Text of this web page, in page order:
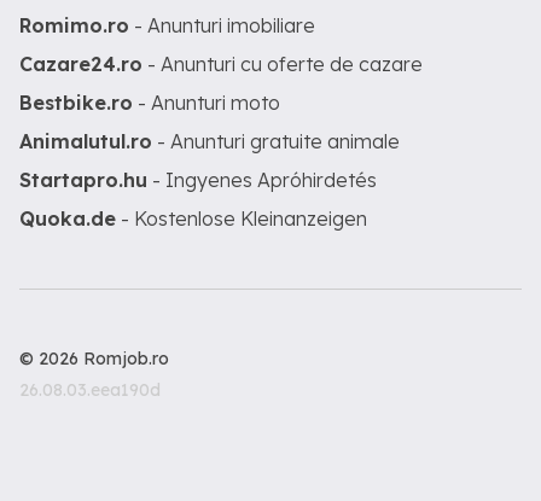
Romimo.ro - Anunturi imobiliare
Cazare24.ro - Anunturi cu oferte de cazare
Bestbike.ro - Anunturi moto
Animalutul.ro - Anunturi gratuite animale
Startapro.hu - Ingyenes Apróhirdetés
Quoka.de - Kostenlose Kleinanzeigen
© 2026 Romjob.ro
26.08.03.eea190d